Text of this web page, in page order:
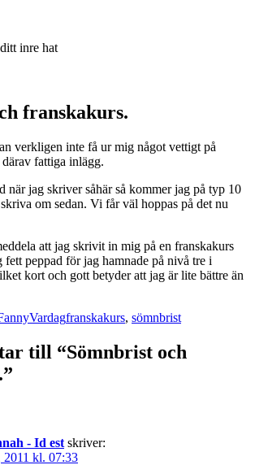
inre hat
franskakurs.
verkligen inte få ur mig något vettigt på
fattiga inlägg.
när jag skriver såhär så kommer jag på typ 10
om sedan. Vi får väl hoppas på det nu
att jag skrivit in mig på en franskakurs
peppad för jag hamnade på nivå tre i
kort och gott betyder att jag är lite bättre än
Kategorier
VardagTaggar
franskakurs, sömnbrist
till “Sömnbrist och
- Id est skriver:
2011 kl. 07:33